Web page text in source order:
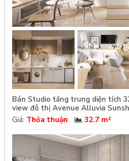
Bán Studio tầng trung diện tích
view đô thị Avenue Alluvia
Giá: Thỏa thuận 32.7 m²